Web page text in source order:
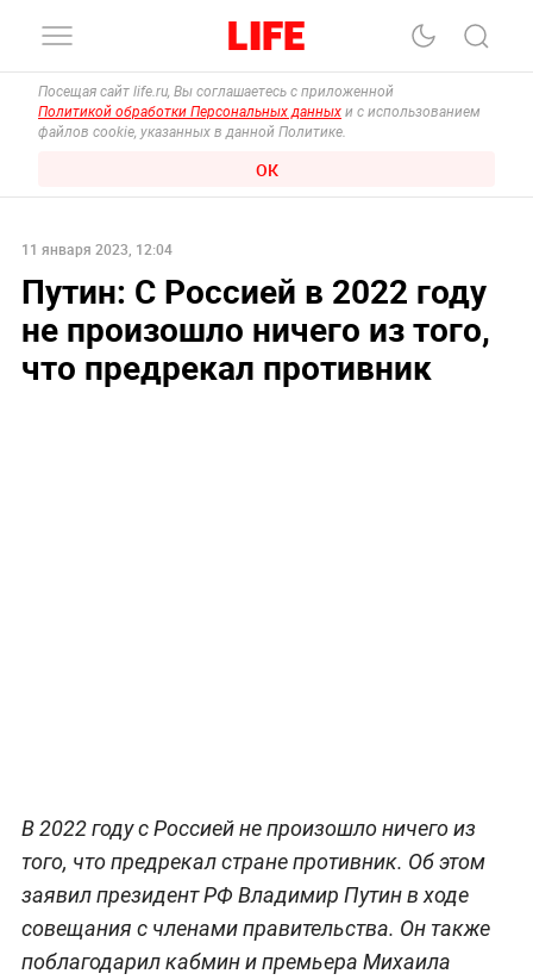
Посещая сайт life.ru, Вы соглашаетесь с приложенной
Политикой обработки Персональных данных и с использованием
файлов cookie, указанных в данной Политике.
ОК
11 января 2023, 12:04
Путин: С Россией в 2022 году
не произошло ничего из того,
что предрекал противник
В 2022 году с Россией не произошло ничего из
того, что предрекал стране противник. Об этом
заявил президент РФ Владимир Путин в ходе
совещания с членами правительства. Он также
поблагодарил кабмин и премьера Михаила